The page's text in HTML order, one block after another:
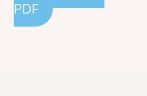
PDF